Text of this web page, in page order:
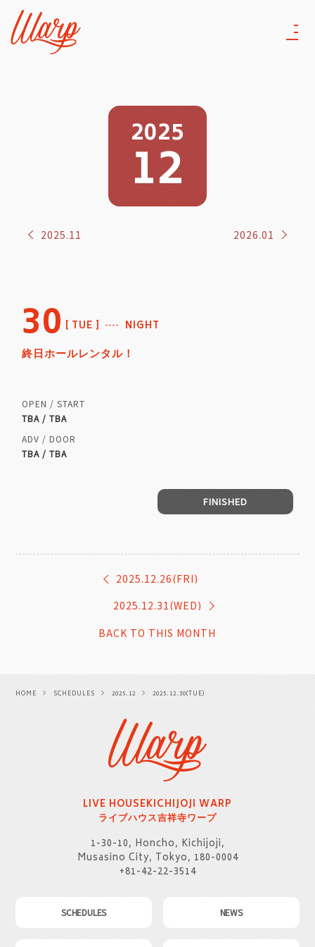
2025
12
2025.11 2026.01
30 TUE NIGHT
終日ホールレンタル！
OPEN / START
TBA / TBA
ADV / DOOR
TBA / TBA
FINISHED
2025.12.26(FRI)
2025.12.31(WED)
BACK TO THIS MONTH
HOME SCHEDULES 2025.12 2025.12.30(TUE)
LIVE HOUSEKICHIJOJI WARP
ライブハウス吉祥寺ワープ
1-30-10, Honcho, Kichijoji,
Musasino City, Tokyo, 180-0004
+81-42-22-3514
SCHEDULES NEWS